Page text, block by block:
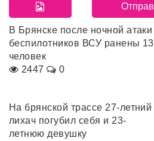
В Брянске после ночной атаки
беспилотников ВСУ ранены 13
человек
2447
0
На брянской трассе 27-летний
лихач погубил себя и 23-
летнюю девушку